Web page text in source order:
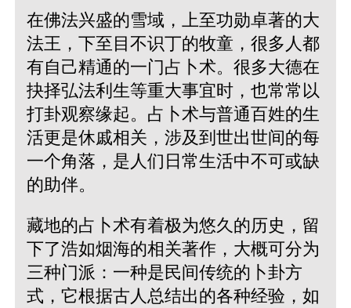
在佛法兴盛的雪域，上至功勋卓著的大
法王，下至目不识丁的牧童，很多人都
有自己精通的一门占卜术。很多大德在
抉择弘法利生等重大事宜时，也常常以
打卦观察缘起。占卜术与普通百姓的生
活更是休戚相关，涉及到世出世间的每
一个角落，是人们日常生活中不可或缺
的助伴。
藏地的占卜术有着极为悠久的历史，留
下了浩如烟海的相关著作，大概可分为
三种门派：一种是民间传统的卜卦方
式，它根据古人总结出的各种经验，如